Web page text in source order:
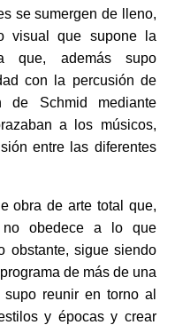
se sumergen de lleno,
visual que supone la
que, además supo
con la percusión de
Schmid mediante
a los músicos,
entre las diferentes
obra de arte total que,
no obedece a lo que
obstante, sigue siendo
de más de una
reunir en torno al
y épocas y crear